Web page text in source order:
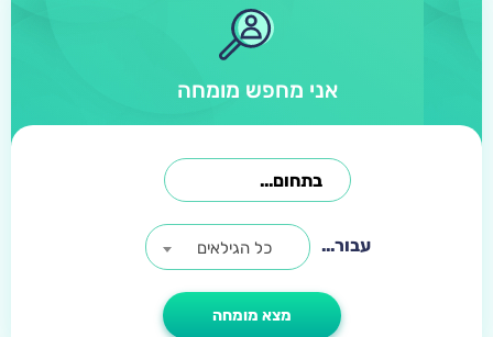
אני מחפש מומחה
עבור... כל הגילאים